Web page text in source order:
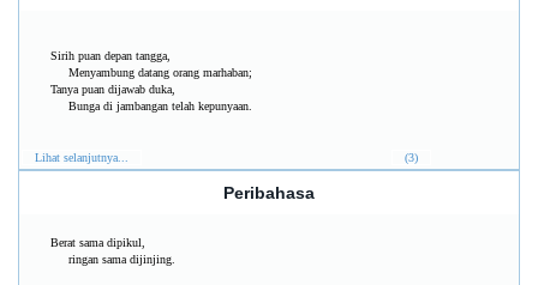
Sirih puan depan tangga,
Menyambung datang orang marhaban;
Tanya puan dijawab duka,
Bunga di jambangan telah kepunyaan.
Lihat selanjutnya... (3)
Peribahasa
Berat sama dipikul,
ringan sama dijinjing.